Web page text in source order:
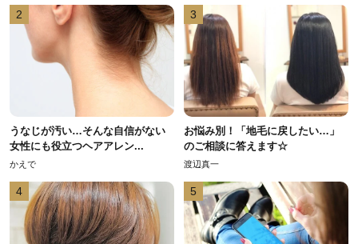
2
うなじが汚い…そんな自信がない
女性にも役立つヘアアレン...
かえで
3
お悩み別！「地毛に戻したい…」
のご相談に答えます☆
渡辺真一
4 5